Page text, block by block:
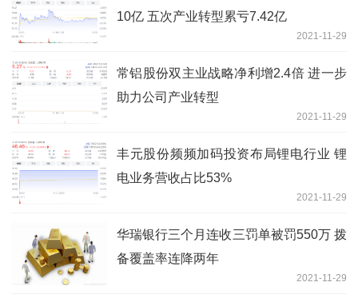
10亿 五次产业转型累亏7.42亿
2021-11-29
常铝股份双主业战略净利增2.4倍 进一步
助力公司产业转型
2021-11-29
丰元股份频频加码投资布局锂电行业 锂
电业务营收占比53%
2021-11-29
华瑞银行三个月连收三罚单被罚550万 拨
备覆盖率连降两年
2021-11-29